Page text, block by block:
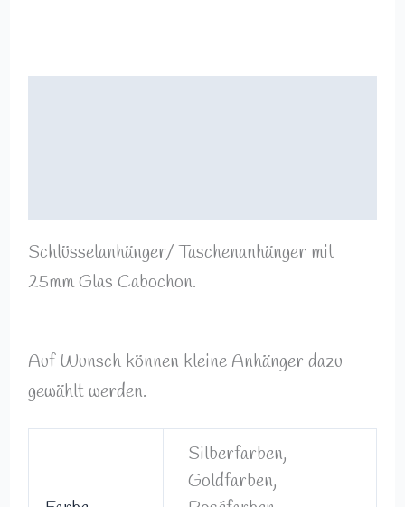
Schlüsselanhänger/ Taschenanhänger mit
25mm Glas Cabochon.
Auf Wunsch können kleine Anhänger dazu
gewählt werden.
Silberfarben,
Goldfarben,